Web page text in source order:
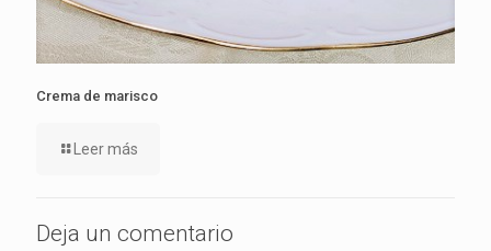
Crema de marisco
Leer más
Deja un comentario